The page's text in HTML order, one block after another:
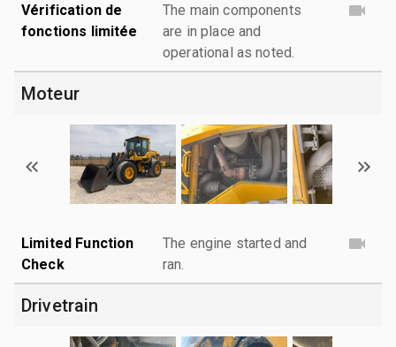
Vérification de
fonctions limitée
The main components
are in place and
operational as noted.
Moteur
Limited Function
Check
The engine started and
ran.
Drivetrain